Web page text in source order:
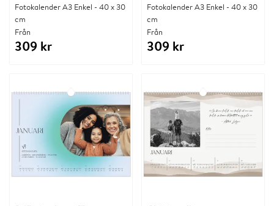
Fotokalender A3 Enkel - 40 x 30
cm
Från
309 kr
Fotokalender A3 Enkel - 40 x 30
cm
Från
309 kr